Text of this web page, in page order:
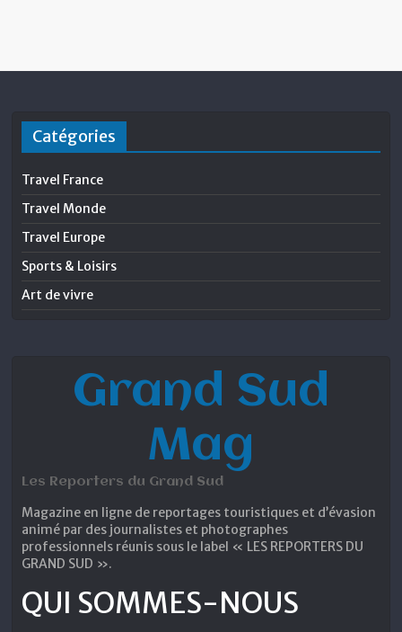
Catégories
Travel France
Travel Monde
Travel Europe
Sports & Loisirs
Art de vivre
Grand Sud
Mag
Les Reporters du Grand Sud
Magazine en ligne de reportages touristiques et d’évasion
animé par des journalistes et photographes
professionnels réunis sous le label « LES REPORTERS DU
GRAND SUD ».
QUI SOMMES-NOUS